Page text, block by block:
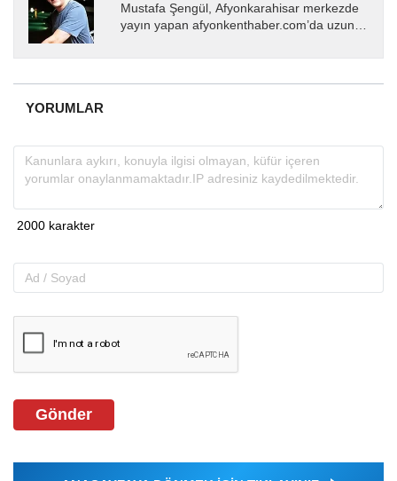
Mustafa Şengül, Afyonkarahisar merkezde
yayın yapan afyonkenthaber.com’da uzun
almakta, haber akışı...
YORUMLAR
Gönder